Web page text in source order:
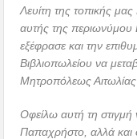
Λευίτη της τοπικής
αυτής της περιωνύμου
εξέφρασε και την
Βιβλιοπωλείου να
Μητροπόλεως Αιτωλίας
Οφείλω αυτή τη
Παπαχρήστο, αλλά και